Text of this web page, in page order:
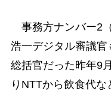
事務方ナンバー2
浩一デジタル審議
総括官だった昨年9
りNTTから飲食代